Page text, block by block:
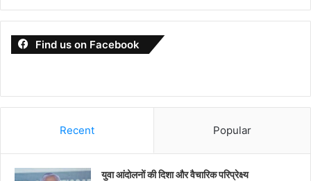
Find us on Facebook
Recent Popular
युवा आंदोलनों की दिशा और वैचारिक परिप्रेक्ष्य